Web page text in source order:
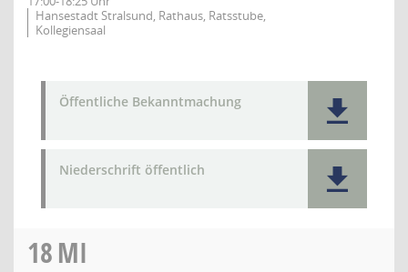
Hansestadt Stralsund, Rathaus, Ratsstube,
Kollegiensaal
Öffentliche Bekanntmachung
Niederschrift öffentlich
18MI